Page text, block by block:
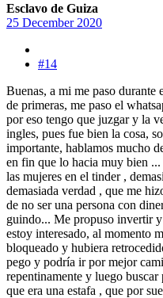
Esclavo de Guiza
25 December 2020
#14
Buenas, a mi me paso durante
de primeras, me paso el
por eso tengo que juzgar y la
ingles, pues fue bien la cosa,
importante, hablamos mucho
en fin que lo hacia muy bien
las mujeres en el tinder ,
demasiada verdad , que me
de no ser una persona con
guindo... Me propuso invertir
estoy interesado, al momento
bloqueado y hubiera
pego y podría ir por mejor
repentinamente y luego
que era una estafa , que por